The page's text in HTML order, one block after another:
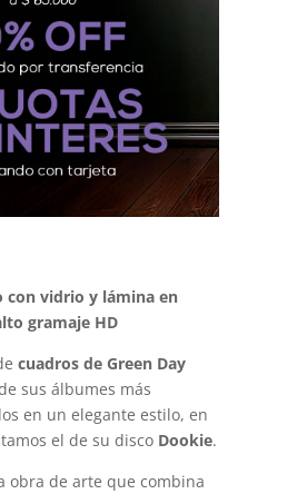
con vidrio y lámina en
gramaje HD
cuadros de Green Day
sus álbumes más
en un elegante estilo, en
el de su disco Dookie.
obra de arte que combina